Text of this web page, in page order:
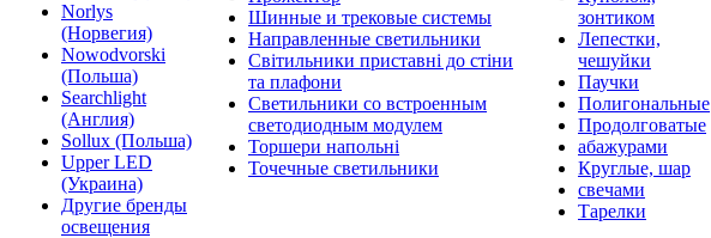
Norlys
(Норвегия)
Nowodvorski
(Польша)
Searchlight
(Англия)
Sollux (Польша)
Upper LED
(Украина)
Другие бренды
освещения
Шинные и трековые системы
Направленные светильники
Світильники приставні до стіни
та плафони
Светильники со встроенным
светодиодным модулем
Торшери напольні
Точечные светильники
зонтиком
Лепестки,
чешуйки
Паучки
Полигональные
Продолговатые
абажурами
Круглые, шар
свечами
Тарелки